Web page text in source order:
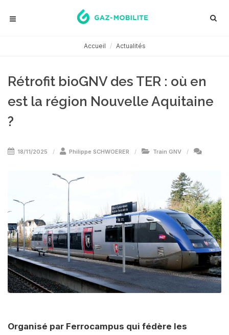
Accueil Actualités
Rétrofit bioGNV des TER : où en
est la région Nouvelle Aquitaine
?
18/11/2025 Philippe SCHWOERER Train GNV
Organisé par Ferrocampus qui fédère les